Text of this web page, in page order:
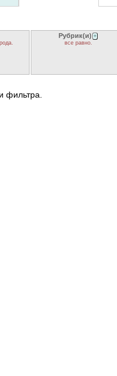
Рубрик(и) +
все равно.
фильтра.